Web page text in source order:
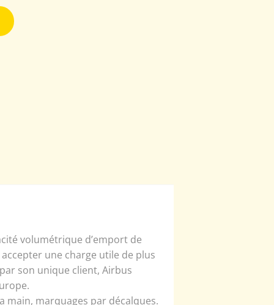
volumétrique d’emport de
une charge utile de plus
son unique client, Airbus
main, marquages par décalques.